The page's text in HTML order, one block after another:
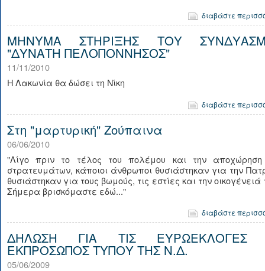
διαβάστε
ΜΗΝΥΜΑ ΣΤΗΡΙΞΗΣ ΤΟΥ
"ΔΥΝΑΤΗ ΠΕΛΟΠΟΝΝΗΣΟΣ"
11/11/2010
Η Λακωνία θα δώσει τη Νίκη
διαβάστε
Στη "μαρτυρική" Ζούπαινα
06/06/2010
"Λίγο πριν το τέλος του πολέμου και την
στρατευμάτων, κάποιοι άνθρωποι θυσιάστηκαν για την
θυσιάστηκαν για τους βωμούς, τις εστίες και την οικογένειά
Σήμερα βρισκόμαστε εδώ..."
διαβάστε
ΔΗΛΩΣΗ ΓΙΑ ΤΙΣ ΕΥΡΩΕΚΛΟΓΕΣ
ΕΚΠΡΟΣΩΠΟΣ ΤΥΠΟΥ ΤΗΣ Ν.Δ.
05/06/2009